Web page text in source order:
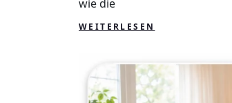
wie die
WEITERLESEN